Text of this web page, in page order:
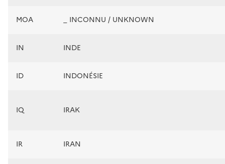
MOA _ INCONNU / UNKNOWN
IN INDE
ID INDONÉSIE
IQ IRAK
IR IRAN